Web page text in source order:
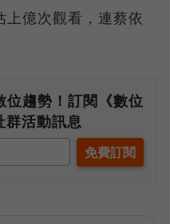
上億次觀看，連蔡依
趨勢！訂閱《數位
群活動訊息